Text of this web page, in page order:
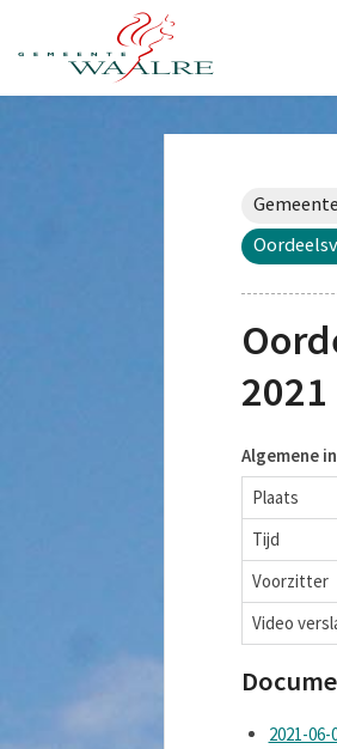
2021
Algemene
Plaats
Tijd
Voorzitter
Video
2021-